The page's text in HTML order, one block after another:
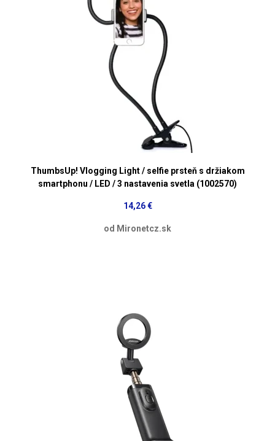
ThumbsUp! Vlogging Light / selfie prsteň s držiakom
smartphonu / LED / 3 nastavenia svetla (1002570)
14,26 €
od Mironetcz.sk